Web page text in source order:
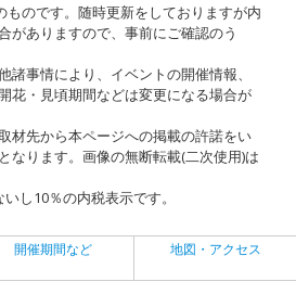
のです。随時更新をしておりますが内
がありますので、事前にご確認のう
事情により、イベントの開催情報、
花・見頃期間などは変更になる場合が
材先から本ページへの掲載の許諾をい
なります。画像の無断転載(二次使用)は
し10％の内税表示です。
開催期間など 地図・アクセス